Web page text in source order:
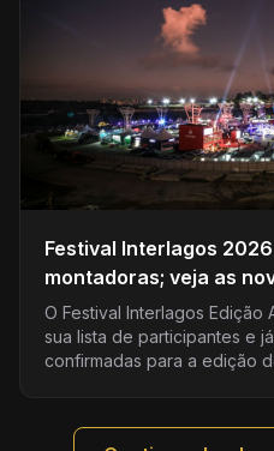
Festival Interlagos
montadoras; veja as
O Festival Interlagos Edição
sua lista de participantes e
confirmadas para a edição